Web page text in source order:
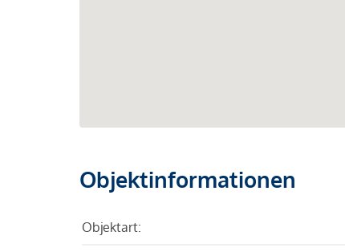
Objektinformationen
Objektart: